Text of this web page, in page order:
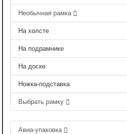
Необычная рамка
На холсте
На подрамнике
На доске
Ножка-подставка
Выбрать рамку
Авиа-упаковка